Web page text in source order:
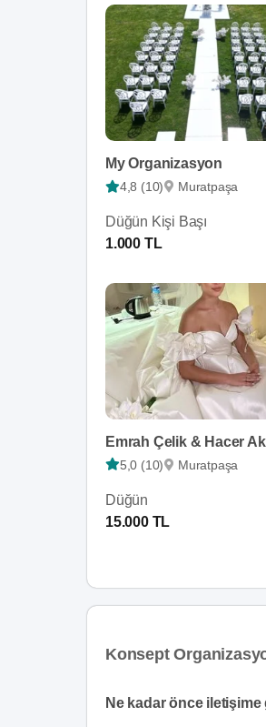
My Organizasyon
4,8 (10) Muratpaşa
Düğün Kişi Başı
1.000 TL
5,0 (10) Muratpaşa
Düğün
15.000 TL
Konsept
Ne kadar önce iletişime